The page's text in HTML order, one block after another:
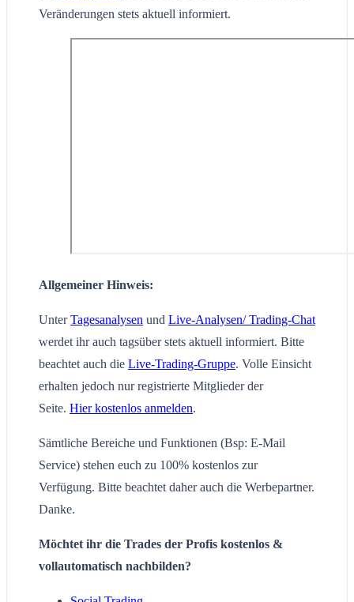
Veränderungen stets aktuell informiert.
Allgemeiner Hinweis:
UnterTagesanalysen und Live-Analysen/ Trading-Chat
werdet ihr auch tagsüber stets aktuell informiert. Bitte
beachtet auch die Live-Trading-Gruppe. Volle Einsicht
erhalten jedoch nur registrierte Mitglieder der
Seite. Hier kostenlos anmelden.
Sämtliche Bereiche und Funktionen (Bsp: E-Mail
Service) stehen euch zu 100% kostenlos zur
Verfügung. Bitte beachtet daher auch die Werbepartner.
Danke.
Möchtet ihr die Trades der Profis kostenlos &
vollautomatisch nachbilden?